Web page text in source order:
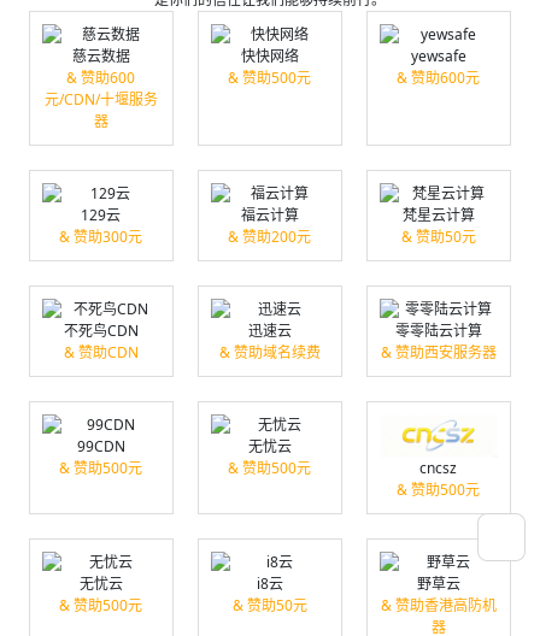
慈云数据
& 赞助600
元/CDN/十堰服务
器
快快网络
& 赞助500元
yewsafe
& 赞助600元
129云
& 赞助300元
福云计算
& 赞助200元
梵星云计算
& 赞助50元
不死鸟CDN
& 赞助CDN
迅速云
& 赞助域名续费
零零陆云计算
& 赞助西安服务器
99CDN
& 赞助500元
无忧云
& 赞助500元
cncsz
& 赞助500元
无忧云
& 赞助500元
i8云
& 赞助50元
野草云
& 赞助香港高防机
器